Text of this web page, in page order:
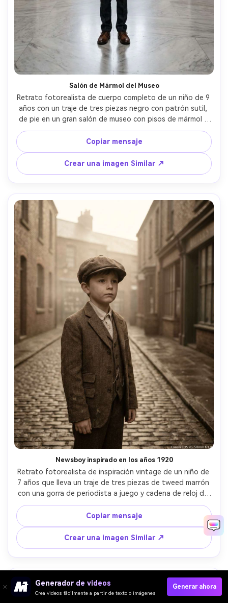
Salón de Mármol del Museo
Retrato fotorealista de cuerpo completo de un niño de 9
años con un traje de tres piezas negro con patrón sutil,
de pie en un gran salón de museo con pisos de mármol y
columnas altas, luz ambiente suave, tomado en Sony A1,
35 mm f/2, composición simétrica, ambiente tranquilo
elegante, tela y reflejos realistas, fondo de arquitectura
editorial- -ar 4:5
Copiar mensaje
Crear una imagen Similar ↗
Newsboy inspirado en los años 1920
Retrato fotorealista de inspiración vintage de un niño de
7 años que lleva un traje de tres piezas de tweed marrón
con una gorra de periodista a juego y cadena de reloj de
bolsillo, de pie en un conjunto de calle adoquinado,
caliente calificación en tonos de sepia, tomado en Canon
EOS R5, 50 mm f/1.8, marco medio, neblina suave,
texturas realistas, ambiente nostálgico clásico,
iluminación cinematográfica suave-AR 4:5
Copiar mensaje
Crear una imagen Similar ↗
Generador de videos
Crea videos fácilmente a partir de texto o imágenes
Generar ahora